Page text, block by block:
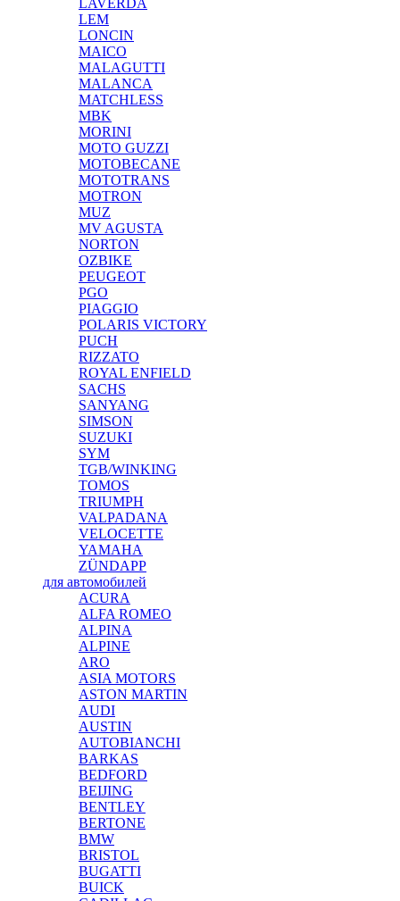
LAVERDA
LEM
LONCIN
MAICO
MALAGUTTI
MALANCA
MATCHLESS
MBK
MORINI
MOTO GUZZI
MOTOBECANE
MOTOTRANS
MOTRON
MUZ
MV AGUSTA
NORTON
OZBIKE
PEUGEOT
PGO
PIAGGIO
POLARIS VICTORY
PUCH
RIZZATO
ROYAL ENFIELD
SACHS
SANYANG
SIMSON
SUZUKI
SYM
TGB/WINKING
TOMOS
TRIUMPH
VALPADANA
VELOCETTE
YAMAHA
ZÜNDAPP
для автомобилей
ACURA
ALFA ROMEO
ALPINA
ALPINE
ARO
ASIA MOTORS
ASTON MARTIN
AUDI
AUSTIN
AUTOBIANCHI
BARKAS
BEDFORD
BEIJING
BENTLEY
BERTONE
BMW
BRISTOL
BUGATTI
BUICK